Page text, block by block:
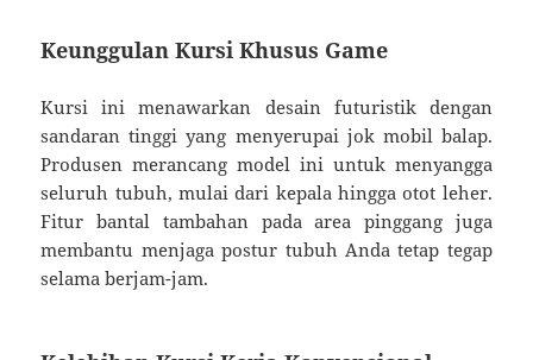
Keunggulan Kursi Khusus Game
Kursi ini menawarkan desain futuristik dengan
sandaran tinggi yang menyerupai jok mobil balap.
Produsen merancang model ini untuk menyangga
seluruh tubuh, mulai dari kepala hingga otot leher.
Fitur bantal tambahan pada area pinggang juga
membantu menjaga postur tubuh Anda tetap tegap
selama berjam-jam.